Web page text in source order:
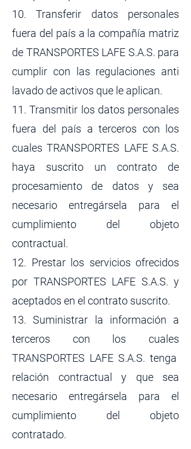
10. Transferir datos personales
fuera del país a la compañía matriz
de TRANSPORTES LAFE S.A.S. para
cumplir con las regulaciones anti
lavado de activos que le aplican.
11. Transmitir los datos personales
fuera del país a terceros con los
cuales TRANSPORTES LAFE S.A.S.
haya suscrito un contrato de
procesamiento de datos y sea
necesario entregársela para el
cumplimiento del objeto
contractual.
12. Prestar los servicios ofrecidos
por TRANSPORTES LAFE S.A.S. y
aceptados en el contrato suscrito.
13. Suministrar la información a
terceros con los cuales
TRANSPORTES LAFE S.A.S. tenga
relación contractual y que sea
necesario entregársela para el
cumplimiento del objeto
contratado.